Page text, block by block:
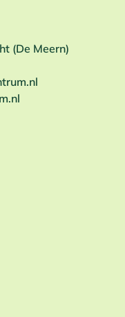
(De Meern)